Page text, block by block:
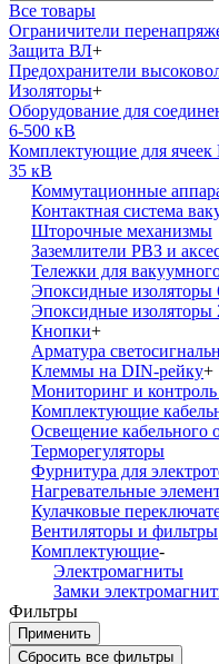
Все товары
Ограничители
Защита ВЛ+
Предохранители
Изоляторы+
Оборудование для
6-500 кВ
Комплектующие для
35 кВ
Коммутационные
Контактная система
Шторочные механизмы
Заземлители РВЗ и
Тележки для
Эпоксидные изоляторы
Эпоксидные изоляторы
Кнопки+
Арматура
Клеммы на DIN-рейку+
Мониторинг и
Комплектующие
Освещение кабельного
Терморегуляторы
Фурнитура для
Нагревательные
Кулачковые
Вентиляторы и фильтры
Комплектующие-
Электромагниты
Замки
Фильтры